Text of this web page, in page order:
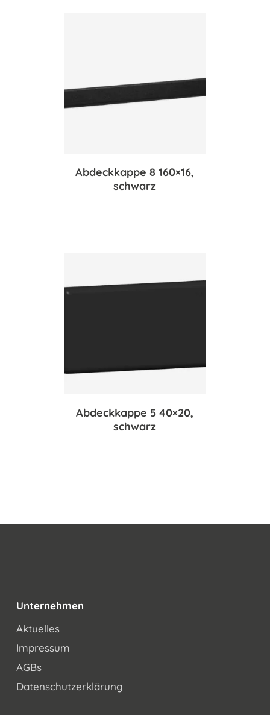
Abdeckkappe 8 160×16,
schwarz
Abdeckkappe 5 40×20,
schwarz
Unternehmen
Aktuelles
Impressum
AGBs
Datenschutzerklärung